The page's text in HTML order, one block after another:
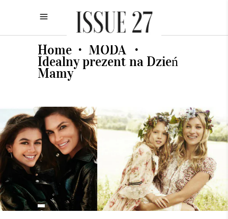
Home • MODA •
Idealny prezent na Dzień
Mamy